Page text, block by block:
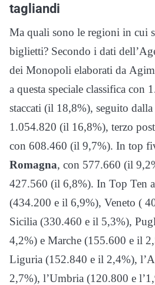
tagliandi
Ma quali sono le regioni in cui
biglietti? Secondo i dati
dei Monopoli elaborati da
a questa speciale classifica con
staccati (il 18,8%), seguito dalla
1.054.820 (il 16,8%), terzo
con 608.460 (il 9,7%). In top
Romagna, con 577.660 (il
427.560 (il 6,8%). In Top Ten
(434.200 e il 6,9%), Veneto (
Sicilia (330.460 e il 5,3%),
4,2%) e Marche (155.600 e il
Liguria (152.840 e il 2,4%),
2,7%), l’Umbria (120.800 e